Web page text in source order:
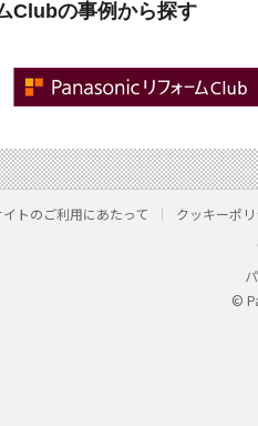
Clubの事例から探す
イトのご利用にあたって クッキーポ
©